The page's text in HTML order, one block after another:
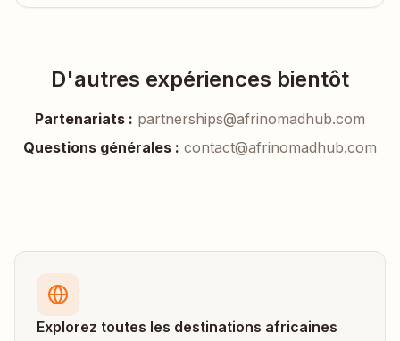
D'autres expériences bientôt
Partenariats : partnerships@afrinomadhub.com
Questions générales : contact@afrinomadhub.com
Explorez toutes les destinations africaines